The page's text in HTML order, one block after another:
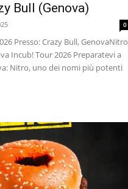
Bull (Genova)
0
Presso: Crazy Bull, GenovaNitro
Incub! Tour 2026 Preparatevi a
Nitro, uno dei nomi più potenti